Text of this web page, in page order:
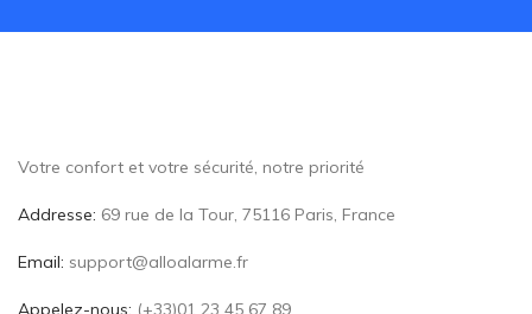
Votre confort et votre sécurité, notre priorité
Addresse: 69 rue de la Tour, 75116 Paris, France
Email: support@alloalarme.fr
Appelez-nous: (+33)01 23 45 67 89